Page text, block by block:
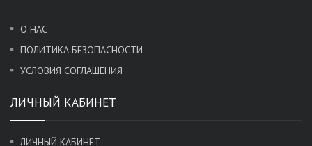
О НАС
ПОЛИТИКА БЕЗОПАСНОСТИ
УСЛОВИЯ СОГЛАШЕНИЯ
ЛИЧНЫЙ КАБИНЕТ
ЛИЧНЫЙ КАБИНЕТ